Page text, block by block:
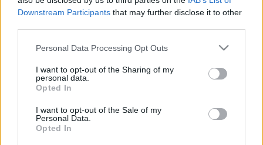
Downstream Participants that may further disclose it to other
Please note that this website/app uses one or more Google
not limited to your visit or usage behaviour. You may click to
grant or deny consent to Google and its third-party tags to
use your data for below specified purposes in below Google
consent section.
Personal Data Processing Opt Outs
I want to opt-out of the Sharing of my
personal data.
Opted In
I want to opt-out of the Sale of my
Personal Data.
Opted In